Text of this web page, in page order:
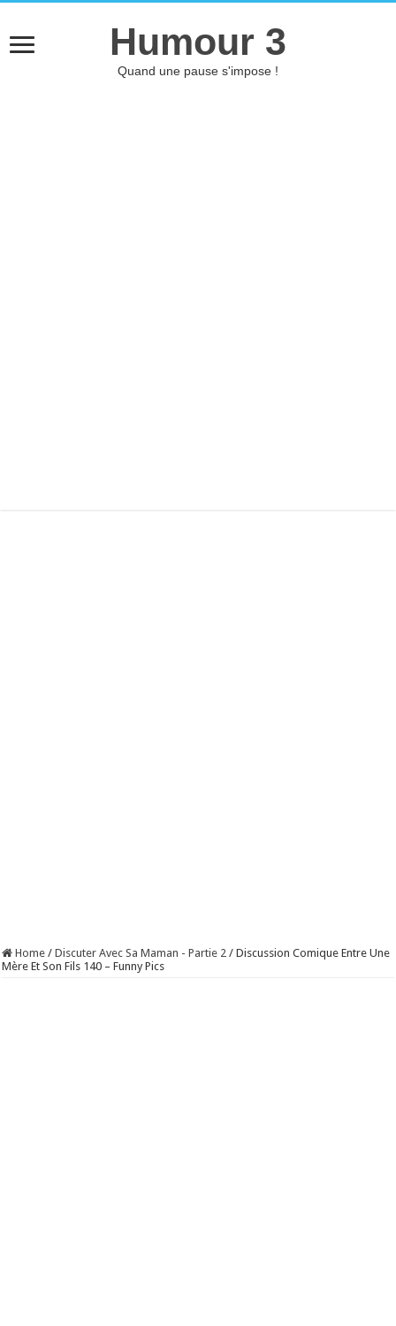
Humour 3
Quand une pause s'impose !
Home / Discuter Avec Sa Maman - Partie 2 / Discussion Comique Entre Une
Mère Et Son Fils 140 – Funny Pics